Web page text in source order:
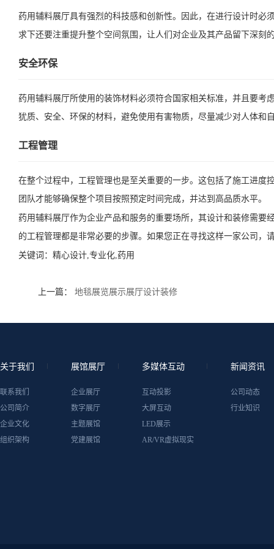
药用辅料展厅具有强烈的科技感和创新性。因此，在进行设计时
求下还要注重提升整个空间氛围，让人们对企业及其产品留下深刻
安全环保
药用辅料展厅所使用的装饰材料必须符合国家相关标准，并且要
犹质、安全、环保的材料，避免使用有害物质，尽量减少对人体和
工程管理
在整个过程中，工程管理也是至关重要的一步。这包括了施工进
团队才能够确保整个项目按照预定时间完成，并达到高品质水平。
药用辅料展厅作为企业产品和服务的重要场所，其设计和装修需
的工程管理都是非常必要的步骤。如果您正在寻找这样一家公司
关键词： 精心设计,专业化,药用
上一篇： 地毯展览展示展厅设计装修
关于我们
联系我们
公司简介
企业文化
组织架构
展馆展厅
企业展厅
数字展厅
主题展馆
党建展馆
多媒体互动
互动投影
大屏互动
LED展示
AR/VR虚拟现实
新闻资讯
公司动态
行业知识